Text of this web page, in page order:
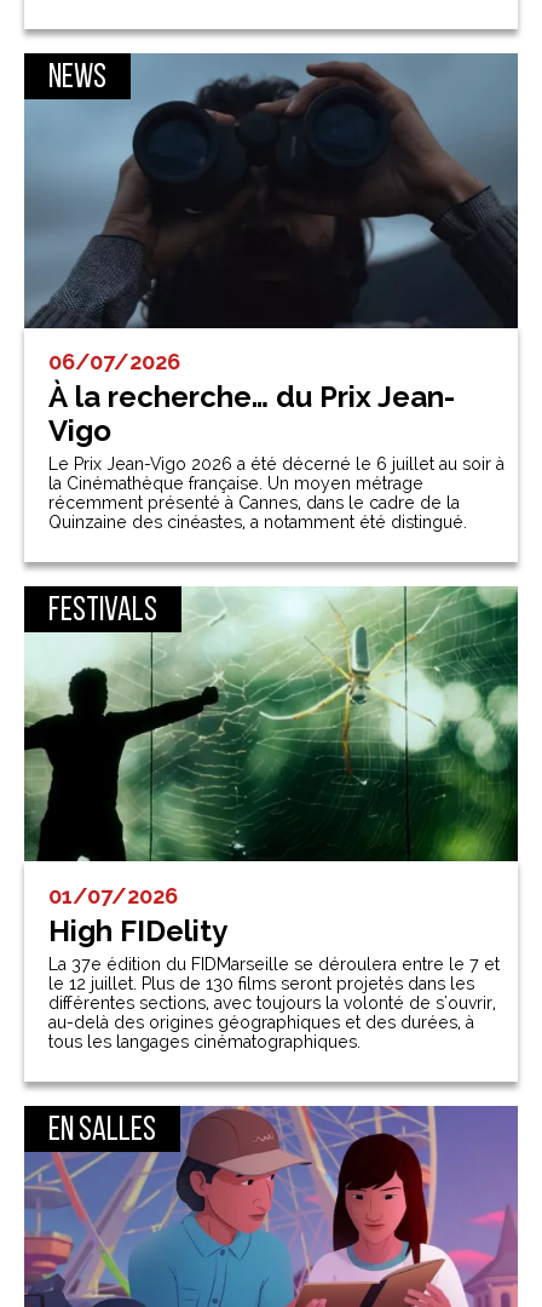
News
06/07/2026
À la recherche… du Prix Jean-
Vigo
Le Prix Jean-Vigo 2026 a été décerné le 6 juillet au soir à
la Cinémathèque française. Un moyen métrage
récemment présenté à Cannes, dans le cadre de la
Quinzaine des cinéastes, a notamment été distingué.
Festivals
01/07/2026
High FIDelity
La 37e édition du FIDMarseille se déroulera entre le 7 et
le 12 juillet. Plus de 130 films seront projetés dans les
différentes sections, avec toujours la volonté de s'ouvrir,
au-delà des origines géographiques et des durées, à
tous les langages cinématographiques.
En salles